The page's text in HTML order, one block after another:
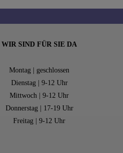
WIR SIND FÜR SIE DA
Montag | geschlossen
Dienstag | 9-12 Uhr
Mittwoch | 9-12 Uhr
Donnerstag | 17-19 Uhr
Freitag | 9-12 Uhr